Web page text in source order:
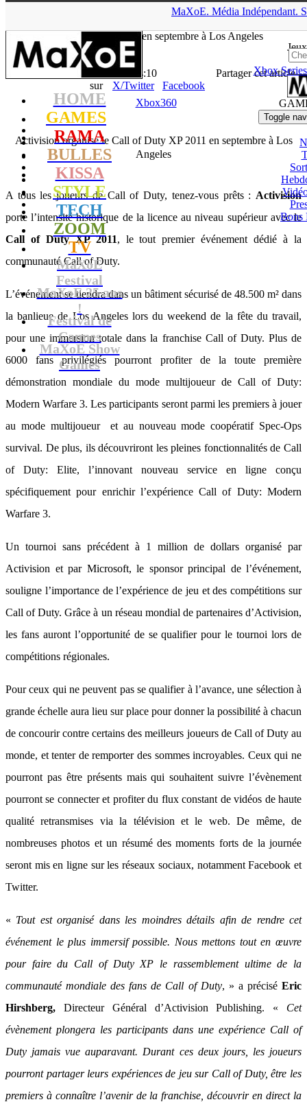
MaXoE. Média Indépendant.
HOME
GAMES
RAMA
BULLES
KISSA
STYLE
TECH
ZOOM
TV
MaXoE
Festival
MaXoE 25 ans
!
Festival de
Cannes
MaXoE Show
Games
Jeux
Xbox
Toggle
Bons
Call of Duty XP 2011 en septembre à Los Angeles
- 01.07.11, 14:10
Partager cet article
sur
X/Twitter
Facebook
Xbox360
Activision organise le Call of Duty XP 2011 en septembre à Los
Angeles
A tous les joueurs de Call of Duty, tenez-vous prêts : Activision
porte l’intensité historique de la licence au niveau supérieur avec le
Call of Duty XP 2011, le tout premier événement dédié à la
communauté Call of Duty.
L’événement se tiendra dans un bâtiment sécurisé de 48.500 m² dans
la banlieue de Los Angeles lors du weekend de la fête du travail,
pour une immersion totale dans la franchise Call of Duty. Plus de
6000 fans privilégiés pourront profiter de la toute première
démonstration mondiale du mode multijoueur de Call of Duty:
Modern Warfare 3. Les participants seront parmi les premiers à jouer
au mode multijoueur et au nouveau mode coopératif Spec-Ops
survival. De plus, ils découvriront les pleines fonctionnalités de Call
of Duty: Elite, l’innovant nouveau service en ligne conçu
spécifiquement pour enrichir l’expérience Call of Duty: Modern
Warfare 3.
Un tournoi sans précédent à 1 million de dollars organisé par
Activision et par Microsoft, le sponsor principal de l’événement,
souligne l’importance de l’expérience de jeu et des compétitions sur
Call of Duty. Grâce à un réseau mondial de partenaires d’Activision,
les fans auront l’opportunité de se qualifier pour le tournoi lors de
compétitions régionales.
Pour ceux qui ne peuvent pas se qualifier à l’avance, une sélection à
grande échelle aura lieu sur place pour donner la possibilité à chacun
de concourir contre certains des meilleurs joueurs de Call of Duty au
monde, et tenter de remporter des sommes incroyables. Ceux qui ne
pourront pas être présents mais qui souhaitent suivre l’évènement
pourront se connecter et profiter du flux constant de vidéos de haute
qualité retransmises via la télévision et le web. De même, de
nombreuses photos et un résumé des moments forts de la journée
seront mis en ligne sur les réseaux sociaux, notamment Facebook et
Twitter.
« Tout est organisé dans les moindres détails afin de rendre cet
événement le plus immersif possible. Nous mettons tout en œuvre
pour faire du Call of Duty XP le rassemblement ultime de la
communauté mondiale des fans de Call of Duty, » a préciséEric
Hirshberg, Directeur Général d’Activision Publishing. « Cet
évènement plongera les participants dans une expérience Call of
Duty jamais vue auparavant. Durant ces deux jours, les joueurs
pourront partager leurs expériences de jeu sur Call of Duty, être les
premiers à connaître l’avenir de la franchise, découvrir en direct la